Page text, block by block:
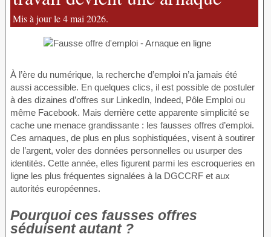
Mis à jour le 4 mai 2026.
À l’ère du numérique, la recherche d’emploi n’a jamais été
aussi accessible. En quelques clics, il est possible de postuler
à des dizaines d’offres sur LinkedIn, Indeed, Pôle Emploi ou
même Facebook. Mais derrière cette apparente simplicité se
cache une menace grandissante : les fausses offres d’emploi.
Ces arnaques, de plus en plus sophistiquées, visent à soutirer
de l’argent, voler des données personnelles ou usurper des
identités. Cette année, elles figurent parmi les escroqueries en
ligne les plus fréquentes signalées à la DGCCRF et aux
autorités européennes.
Pourquoi ces fausses offres
séduisent autant ?